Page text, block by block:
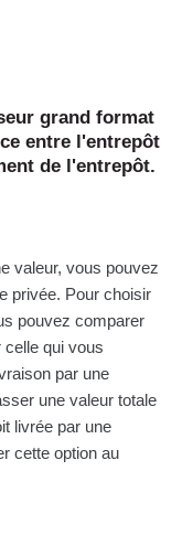
grand format
entre l'entrepôt
de l'entrepôt.
valeur, vous pouvez
privée. Pour choisir
pouvez comparer
celle qui vous
par une
une valeur totale
livrée par une
cette option au